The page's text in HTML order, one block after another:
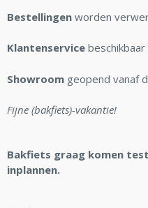
Bestellingen worden
Klantenservice
Showroom geopend vanaf
Fijne (bakfiets)-vakantie!
Bakfiets graag komen
inplannen.